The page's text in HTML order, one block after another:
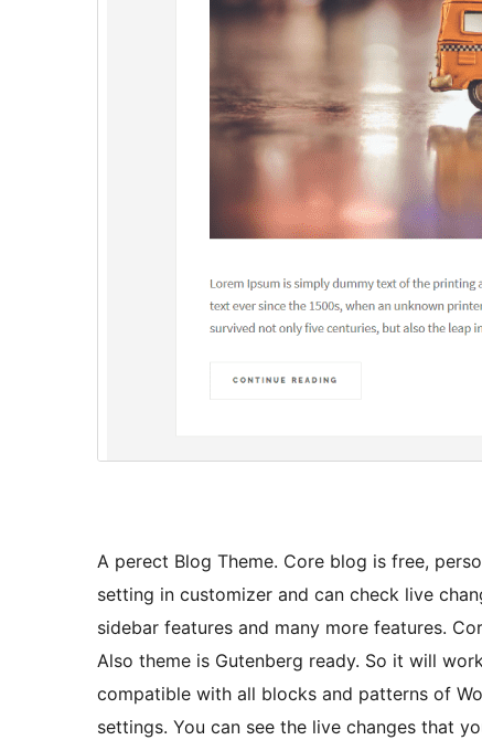
A perect Blog Theme. Core blog is free,
setting in customizer and can check live
sidebar features and many more features.
Also theme is Gutenberg ready. So it will
compatible with all blocks and patterns of
settings. You can see the live changes that